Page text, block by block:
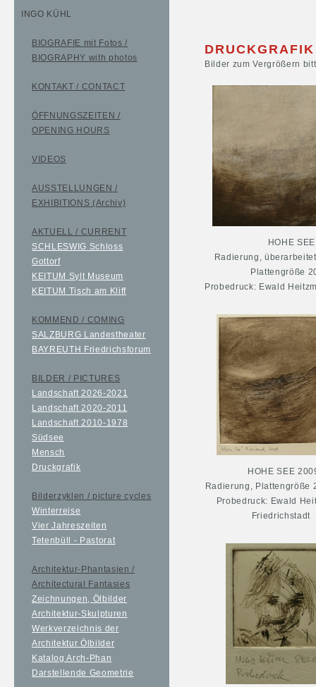
INGO KÜHL
BIOGRAFIE mit Fotos /
BIOGRAPHY with photos
KONTAKT / CONTACT
ÖFFNUNGSZEITEN /
OPENING HOURS
VIDEOS
AUSSTELLUNGEN /
EXHIBITIONS (Archiv)
AKTUELL / CURRENT
SCHLESWIG Schloss
Gottorf
KEITUM Sylt Museum
KEITUM Tisch am Kliff
KOMMEND / COMING
SALZBURG Landestheater
BAYREUTH Friedrichsforum
BILDER / PICTURES
Landschaft 2026-2021
Landschaft 2020-2011
Landschaft 2010-1978
Südsee
Mensch
Druckgrafik
Bilderzyklen / picture cycles
Winterreise
Vier Jahreszeiten
Tetenbüll - Pastorat
Architektur-Phantasien /
Architectural Fantasies
Zeichnungen, Ölbilder
Architektur-Skulpturen
Werkverzeichnis der
Architektur Ölbilder
Katalog Arch-Phan
Darstellende Geometrie
DRUCKGRAFIK
Bilder zum Vergrößern
HOHE
Radierung,
Plattengröße
Probedruck: Ewald
HOHE SEE
Radierung, Plattengröße
Probedruck: Ewald
Friedrichstadt